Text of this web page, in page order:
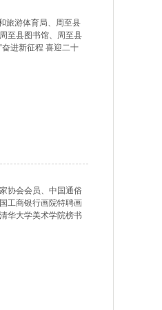
旅游体育局、周至县
至县图书馆、周至县
进新征程 喜迎二十
协会会员、中国通俗
工商银行画院特聘画
华大学美术学院榜书